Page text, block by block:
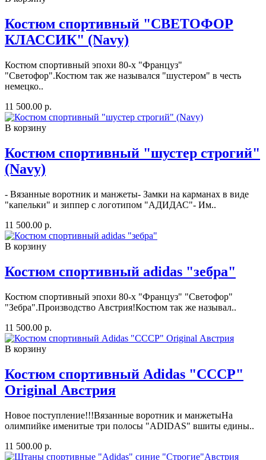
Костюм спортивный "СВЕТОФОР
КЛАССИК" (Navy)
Костюм спортивный эпохи 80-х "Француз"
"Светофор".Костюм так же назывался "шустером" в честь
немецко..
11 500.00 р.
В корзину
Костюм спортивный "шустер строгий"
(Navy)
- Вязанные воротник и манжеты- Замки на карманах в виде
"капельки" и зиппер с логотипом "АДИДАС"- Им..
11 500.00 р.
В корзину
Костюм спортивный adidas "зебра"
Костюм спортивный эпохи 80-х "Француз" "Светофор"
"Зебра".Производство Австрия!Костюм так же называл..
11 500.00 р.
В корзину
Костюм спортивный Adidas "СССР"
Original Австрия
Новое поступление!!!Вязанные воротник и манжетыНа
олимпийке именитые три полосы "ADIDAS" вшиты едины..
11 500.00 р.